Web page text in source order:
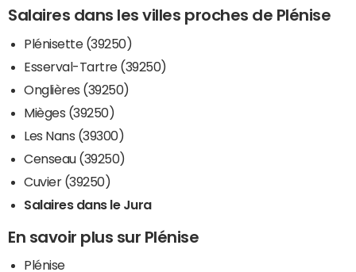
Salaires dans les villes proches de Plénise
Plénisette (39250)
Esserval-Tartre (39250)
Onglières (39250)
Mièges (39250)
Les Nans (39300)
Censeau (39250)
Cuvier (39250)
Salaires dans le Jura
En savoir plus sur Plénise
Plénise